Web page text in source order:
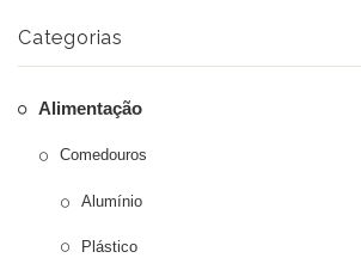
Baixar Catálogo
Categorias
Alimentação
Comedouros
Alumínio
Plástico